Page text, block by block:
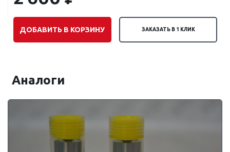
ДОБАВИТЬ В КОРЗИНУ ЗАКАЗАТЬ В 1 КЛИК
Аналоги